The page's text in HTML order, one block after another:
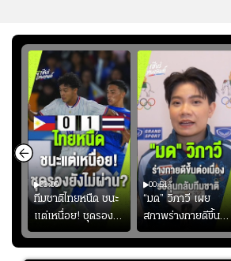
03:00
ทีมชาติไทยหนืด ชนะ
แต่เหนื่อย! ชุดรอง
ยังไม่ผ่าน?
00:51
“มด” วิภาวี เผย
สภาพร่างกายดีขึ้น
อย่างต่อเนื่อง พร้อม
พยายามลงสนามให้